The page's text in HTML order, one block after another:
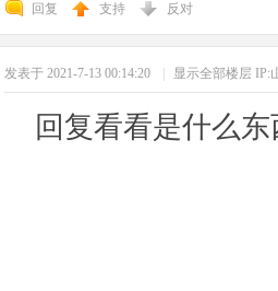
回复 支持 反对
发表于 2021-7-13 00:14:20 显示全部楼层 IP:
回复看看是什么